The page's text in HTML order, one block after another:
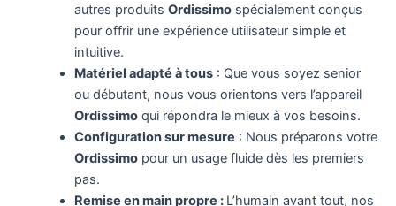
autres produits Ordissimospécialement conçus
pour offrir une expérience utilisateur simple et
intuitive.
Matériel adapté à tous: Que vous soyez senior
ou débutant, nous vous orientons vers l’appareil
Ordissimoqui répondra le mieux à vos besoins.
Configuration sur mesure : Nous préparons votre
Ordissimopour un usage fluide dès les premiers
pas.
Remise en main propre : L’humain avant tout, nos